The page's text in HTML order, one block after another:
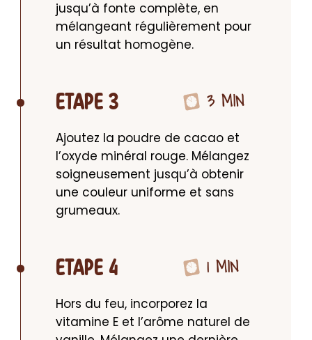
jusqu’à fonte complète, en
mélangeant régulièrement pour
un résultat homogène.
ETAPE 3 3 MIN
Ajoutez la poudre de cacao et
l’oxyde minéral rouge. Mélangez
soigneusement jusqu’à obtenir
une couleur uniforme et sans
grumeaux.
ETAPE 4 1 MIN
Hors du feu, incorporez la
vitamine E et l’arôme naturel de